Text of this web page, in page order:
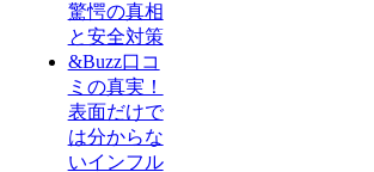
驚愕の真相
と安全対策
&Buzz口コ
ミの真実！
表面だけで
は分からな
いインフル